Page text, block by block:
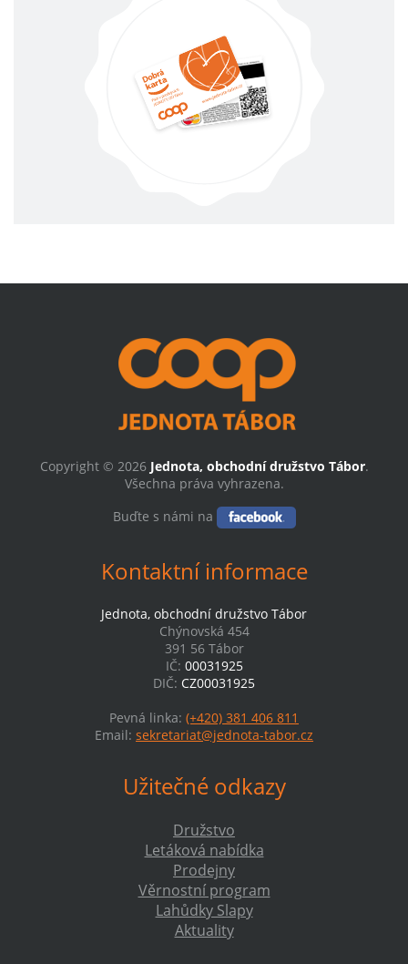
Copyright © 2026 Jednota, obchodní družstvo Tábor.
Všechna práva vyhrazena.
Buďte s námi na
Kontaktní informace
Jednota, obchodní družstvo Tábor
Chýnovská 454
391 56 Tábor
IČ: 00031925
DIČ: CZ00031925
Pevná linka: (+420) 381 406 811
Email: sekretariat@jednota-tabor.cz
Užitečné odkazy
Družstvo
Letáková nabídka
Prodejny
Věrnostní program
Lahůdky Slapy
Aktuality